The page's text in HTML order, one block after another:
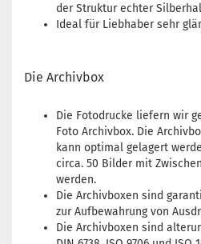
der Struktur echter
Ideal für Liebhaber sehr
Die Archivbox
Die Fotodrucke liefern wir
Foto Archivbox. Die
kann optimal gelagert
circa. 50 Bilder mit
werden.
Die Archivboxen sind
zur Aufbewahrung von
Die Archivboxen sind